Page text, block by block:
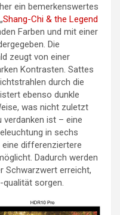
ein bemerkenswertes
Shang-Chi & the Legend
Farben und mit einer
Die
zeugt von einer
Kontrasten. Sattes
durch die
ebenso dunkle
was nicht zuletzt
ist – eine
in sechs
differenziertere
Dadurch werden
Schwarzwert erreicht,
sorgen.